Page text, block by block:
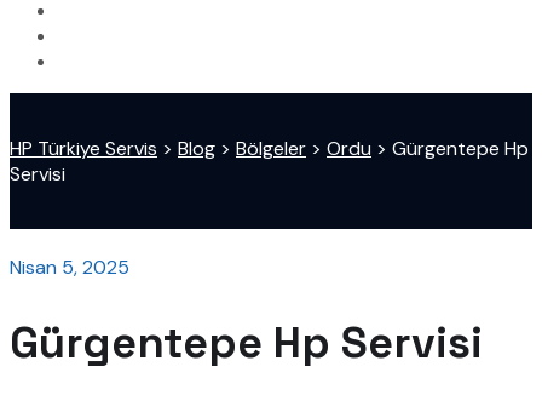
HP Türkiye Servis > Blog > Bölgeler > Ordu > Gürgentepe Hp
Servisi
Nisan 5, 2025
Gürgentepe Hp Servisi